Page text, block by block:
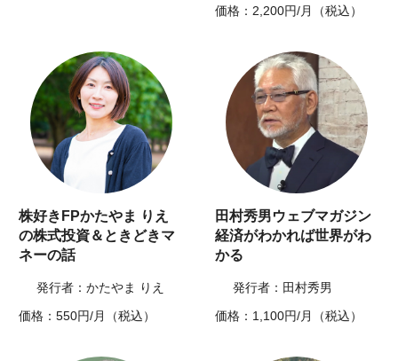
価格：2,200円/月（税込）
株好きFPかたやま りえ
の株式投資＆ときどきマ
ネーの話
発行者：かたやま りえ
価格：550円/月（税込）
田村秀男ウェブマガジン
経済がわかれば世界がわ
かる
発行者：田村秀男
価格：1,100円/月（税込）